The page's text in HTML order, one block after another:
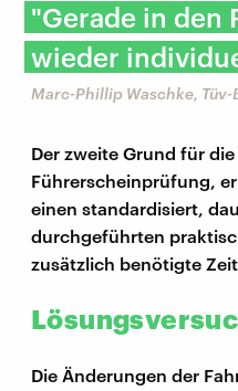
"Gerade in den
wieder
Marc-Phillip Waschke,
Der zweite Grund für
Führerscheinprüfung,
einen standardisiert,
durchgeführten
zusätzlich benötigte
Die Änderungen der